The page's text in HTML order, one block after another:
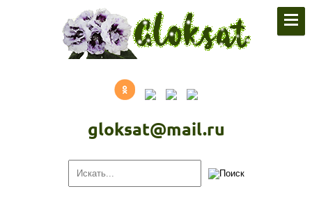
gloksat@mail.ru
По поводу заявок писать на
gloksat@mail.ru